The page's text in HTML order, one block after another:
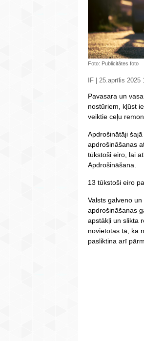
Foto: Publicitātes foto
IF | 25.aprīlis 2025
Pavasara un
nostūriem, kļūst
veiktie ceļu
Apdrošinātāji
apdrošināšanas
tūkstoši eiro, lai
Apdrošināšana.
13 tūkstoši eiro
Valsts galveno
apdrošināšanas
apstākļi un slikta
novietotas tā, ka
pasliktina arī